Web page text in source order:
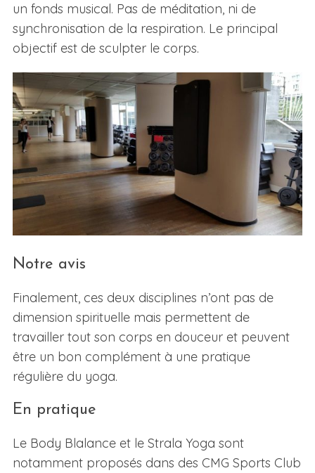
un fonds musical. Pas de méditation, ni de
synchronisation de la respiration. Le principal
objectif est de sculpter le corps.
Notre avis
Finalement, ces deux disciplines n’ont pas de
dimension spirituelle mais permettent de
travailler tout son corps en douceur et peuvent
être un bon complément à une pratique
régulière du yoga.
En pratique
Le Body Blalance et le Strala Yoga sont
notamment proposés dans des CMG Sports Club
S
e
r
c